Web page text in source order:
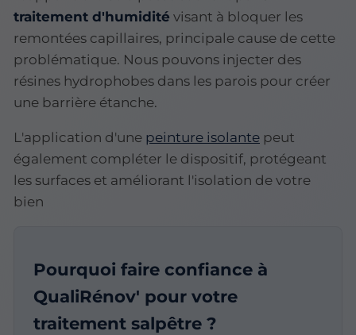
traitement d'humidité visant à bloquer les
remontées capillaires, principale cause de cette
problématique. Nous pouvons injecter des
résines hydrophobes dans les parois pour créer
une barrière étanche.
L'application d'une peinture isolante peut
également compléter le dispositif, protégeant
les surfaces et améliorant l'isolation de votre
bien
Pourquoi faire confiance à
QualiRénov' pour votre
traitement salpêtre ?